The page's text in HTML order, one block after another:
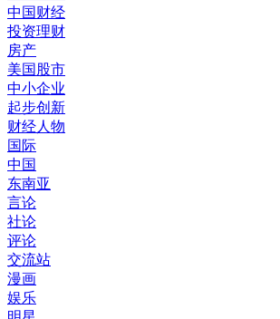
中国财经
投资理财
房产
美国股市
中小企业
起步创新
财经人物
国际
中国
东南亚
言论
社论
评论
交流站
漫画
娱乐